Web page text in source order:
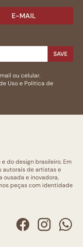
E-MAIL
SAVE
ou celular.
Usoe Politica de
do design brasileiro. Em
autorais de artistas e
ousada e inovadora,
peças com identidade